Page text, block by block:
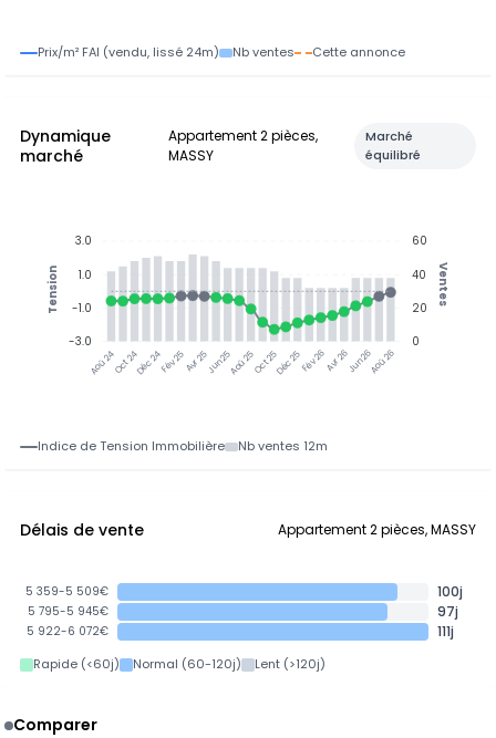
Prix/m² FAI (vendu, lissé 24m) Nb ventes Cette annonce
Dynamique
marché
Appartement 2 pièces,
MASSY
Marché
équilibré
Aoû 24Oct 24Déc 24Fév 25Avr 25Jun 25Aoû 25Oct 25Déc 25Fév 26Avr 26Jun 26Aoû 26
60
40
20
0
Ventes
3.0
1.0
-1.0
-3.0
Tension
Indice de Tension Immobilière Nb ventes 12m
Délais de vente Appartement 2 pièces, MASSY
5 359-5 509€ 100j
5 795-5 945€ 97j
5 922-6 072€ 111j
Rapide (<60j) Normal (60-120j) Lent (>120j)
Comparer